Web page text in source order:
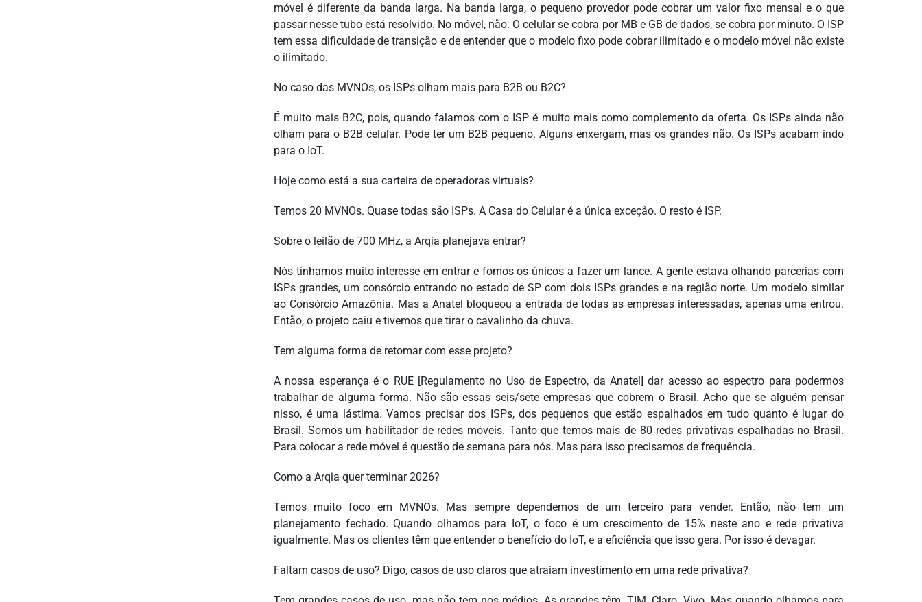
móvel é diferente da banda larga. Na banda larga, o pequeno provedor pode cobrar um valor fixo mensal e o que
passar nesse tubo está resolvido. No móvel, não. O celular se cobra por MB e GB de dados, se cobra por minuto. O ISP
tem essa dificuldade de transição e de entender que o modelo fixo pode cobrar ilimitado e o modelo móvel não existe
o ilimitado.
No caso das MVNOs, os ISPs olham mais para B2B ou B2C?
É muito mais B2C, pois, quando falamos com o ISP é muito mais como complemento da oferta. Os ISPs ainda não
olham para o B2B celular. Pode ter um B2B pequeno. Alguns enxergam, mas os grandes não. Os ISPs acabam indo
para o IoT.
Hoje como está a sua carteira de operadoras virtuais?
Temos 20 MVNOs. Quase todas são ISPs. A Casa do Celular é a única exceção. O resto é ISP.
Sobre o leilão de 700 MHz, a Arqia planejava entrar?
Nós tínhamos muito interesse em entrar e fomos os únicos a fazer um lance. A gente estava olhando parcerias com
ISPs grandes, um consórcio entrando no estado de SP com dois ISPs grandes e na região norte. Um modelo similar
ao Consórcio Amazônia. Mas a Anatel bloqueou a entrada de todas as empresas interessadas, apenas uma entrou.
Então, o projeto caiu e tivemos que tirar o cavalinho da chuva.
Tem alguma forma de retomar com esse projeto?
A nossa esperança é o RUE [Regulamento no Uso de Espectro, da Anatel] dar acesso ao espectro para podermos
trabalhar de alguma forma. Não são essas seis/sete empresas que cobrem o Brasil. Acho que se alguém pensar
nisso, é uma lástima. Vamos precisar dos ISPs, dos pequenos que estão espalhados em tudo quanto é lugar do
Brasil. Somos um habilitador de redes móveis. Tanto que temos mais de 80 redes privativas espalhadas no Brasil.
Para colocar a rede móvel é questão de semana para nós. Mas para isso precisamos de frequência.
Como a Arqia quer terminar 2026?
Temos muito foco em MVNOs. Mas sempre dependemos de um terceiro para vender. Então, não tem um
planejamento fechado. Quando olhamos para IoT, o foco é um crescimento de 15% neste ano e rede privativa
igualmente. Mas os clientes têm que entender o benefício do IoT, e a eficiência que isso gera. Por isso é devagar.
Faltam casos de uso? Digo, casos de uso claros que atraiam investimento em uma rede privativa?